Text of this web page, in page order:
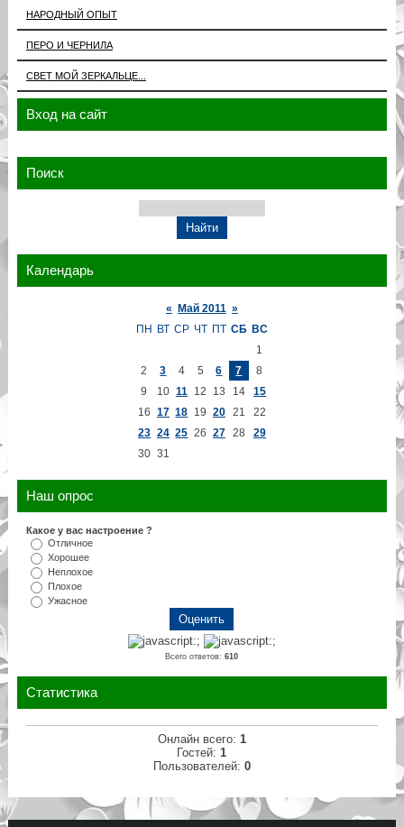
НАРОДНЫЙ ОПЫТ
ПЕРО И ЧЕРНИЛА
СВЕТ МОЙ ЗЕРКАЛЬЦЕ...
Вход на сайт
Поиск
Календарь
« Май 2011 »
ПН ВТ СР ЧТ ПТ СБ ВС
1
2
3 4 5 6 7
8
9
10 11 12 13 14
15
16 17 18 19 20 21
22
23 24 25 26 27 28
29
30 31
Наш опрос
Какое у вас настроение ?
Отличное
Хорошее
Неплохое
Плохое
Ужасное
Всего ответов:610
Статистика
Онлайн всего: 1
Гостей: 1
Пользователей: 0